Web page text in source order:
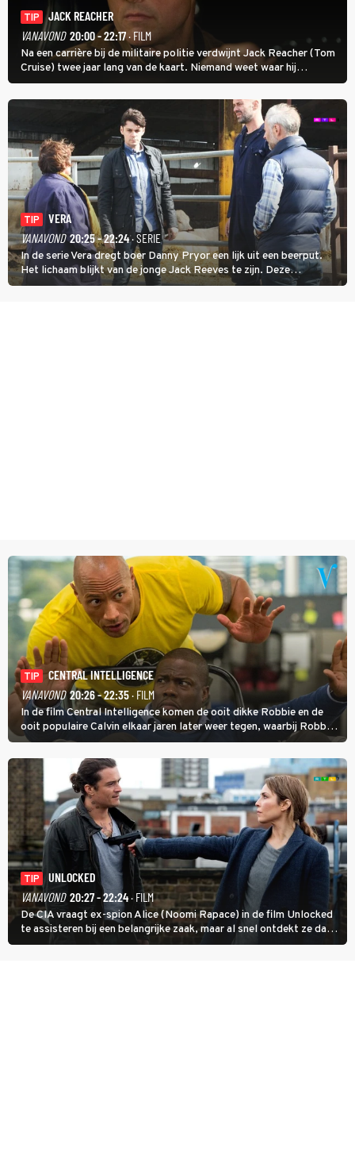
TIP
JACK REACHER
VANAVOND 20:00 - 22:17· FILM
Na een carrière bij de militaire politie verdwijnt Jack Reacher (Tom
Cruise) twee jaar lang van de kaart. Niemand weet waar hij
uithangt, totdat moordverdachte James Barr naar hem vraagt.
TIP
VERA
VANAVOND 20:25 - 22:24· SERIE
In de serie Vera dregt boer Danny Pryor een lijk uit een beerput.
Het lichaam blijkt van de jonge Jack Reeves te zijn. Deze
homoseksuele woonwagenbewoner had gebroken met zijn familie
TIP
CENTRAL INTELLIGENCE
VANAVOND 20:26 - 22:35· FILM
In de film Central Intelligence komen de ooit dikke Robbie en de
ooit populaire Calvin elkaar jaren later weer tegen, waarbij Robbie,
inmiddels supergespierd en werkzaam voor de CIA, Calvins hulp
goed kan gebruiken.
TIP
UNLOCKED
VANAVOND 20:27 - 22:24· FILM
De CIA vraagt ex-spion Alice (Noomi Rapace) in de film Unlocked
te assisteren bij een belangrijke zaak, maar al snel ontdekt ze dat
degene die haar aanstelde kwade bedoelingen heeft.